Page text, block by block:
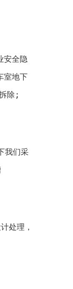
安全隐
室地下
除;
我们采
处理，